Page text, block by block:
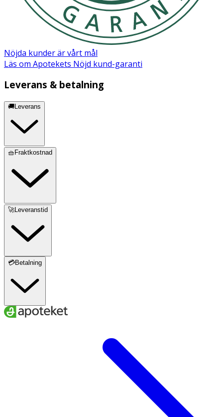
Nöjda kunder är vårt mål
Läs om Apotekets Nöjd kund-garanti
Leverans & betalning
🚚Leverans
🧺Fraktkostnad
🚀Leveranstid
💳Betalning